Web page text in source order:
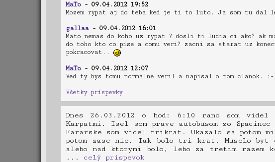
MaTo- 09.04.2012 19:52
Mozem rypat aj do teba ked je ti to luto. Ja som tu dal
gallaa- 09.04.2012 16:01
Mato nemas do koho uz rypat ? dosli ti ludia ci ako? ak
do toho kto co pise a comu veri? zacni sa starat uz
pokracovat..
MaTo- 09.04.2012 12:07
Ved ty bys tomu normalne veril a napisal o tom clanok. :-
Všetky príspevky
Dnes 26.03.2012 o hod: 6:10 rano som
Karpatmi. Isel som prave autobusom zo
Fararske som videl trikrat. Ukazalo sa potom
potom zase nie. Tak bolo tri krat. Muselo byt
alebo nad ktorymi bolo, lebo za tretim
... celý príspevok